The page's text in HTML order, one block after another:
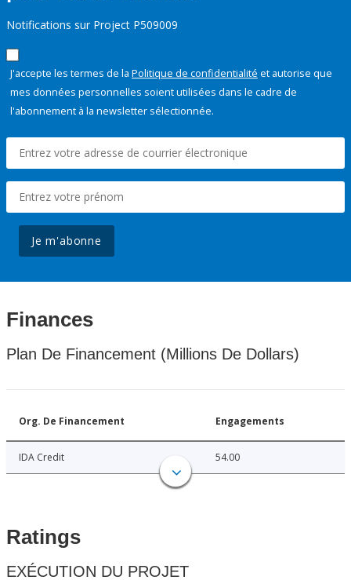
Notifications sur Project P509009
J'accepte les termes de la Politique de confidentialité et autorise que
mes données personnelles soient utilisées dans le cadre de
l'abonnement à la newsletter sélectionnée.
Je m'abonne
Finances
Plan De Financement (Millions De Dollars)
Org. De Financement Engagements
IDA Credit 54.00
Ratings
EXÉCUTION DU PROJET